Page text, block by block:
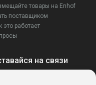
товары на Enhof
поставщиком
это работает
на связи